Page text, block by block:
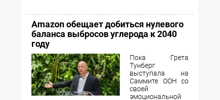
Amazon обещает добиться нулевого
баланса выбросов углерода к 2040
году
Пока Грета
Тунберг
выступала на
Саммите ООН со
своей
эмоциональной